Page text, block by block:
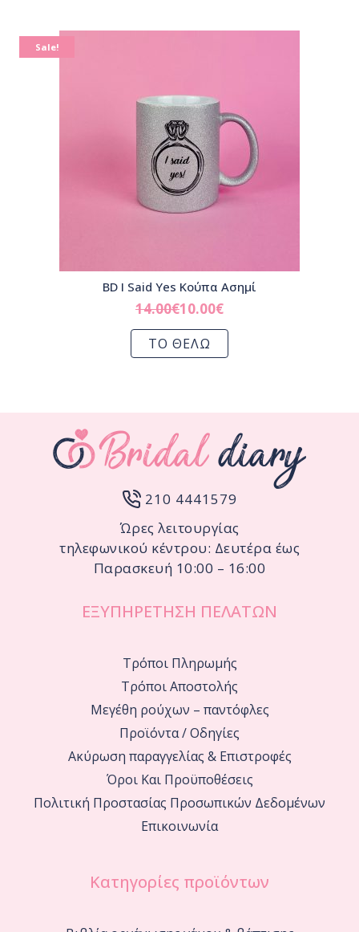
Sale!
BD I Said Yes Κούπα Ασημί
14.00€10.00€
ΤΟ ΘΕΛΩ
210 4441579
Ώρες λειτουργίας
τηλεφωνικού κέντρου: Δευτέρα έως
Παρασκευή 10:00 – 16:00
ΕΞΥΠΗΡΕΤΗΣΗ ΠΕΛΑΤΩΝ
Τρόποι Πληρωμής
Τρόποι Αποστολής
Μεγέθη ρούχων – παντόφλες
Προϊόντα / Οδηγίες
Ακύρωση παραγγελίας & Επιστροφές
Όροι Και Προϋποθέσεις
Πολιτική Προστασίας Προσωπικών Δεδομένων
Επικοινωνία
Κατηγορίες προϊόντων